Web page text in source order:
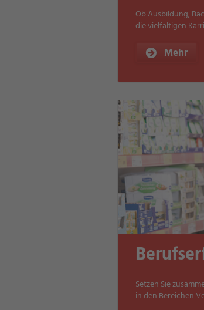
Ob Ausbildung,
die vielfältigen
Mehr
Setzen Sie
in den Bereichen